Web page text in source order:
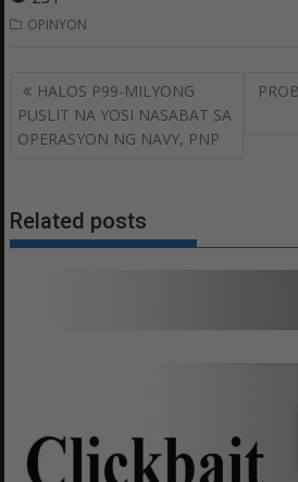
OPINYON
Post
navigation
HALOS P99-MILYONG
PUSLIT NA YOSI NASABAT SA
OPERASYON NG NAVY, PNP
Related posts